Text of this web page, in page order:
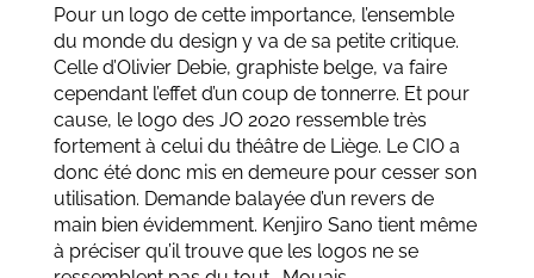
Pour un logo de cette importance, l’ensemble
du monde du design y va de sa petite critique.
Celle d’Olivier Debie, graphiste belge, va faire
cependant l’effet d’un coup de tonnerre. Et pour
cause, le logo des JO 2020 ressemble très
fortement à celui du théâtre de Liège. Le CIO a
donc été donc mis en demeure pour cesser son
utilisation. Demande balayée d’un revers de
main bien évidemment. Kenjiro Sano tient même
à préciser qu’il trouve que les logos ne se